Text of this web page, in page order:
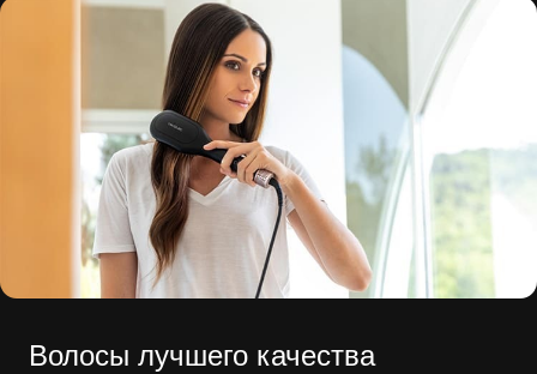
Волосы лучшего качества